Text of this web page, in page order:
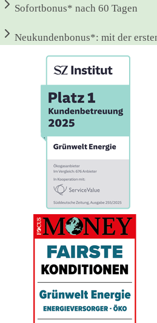
Sofortbonus* nach 60 Tagen
Neukundenbonus*: mit der